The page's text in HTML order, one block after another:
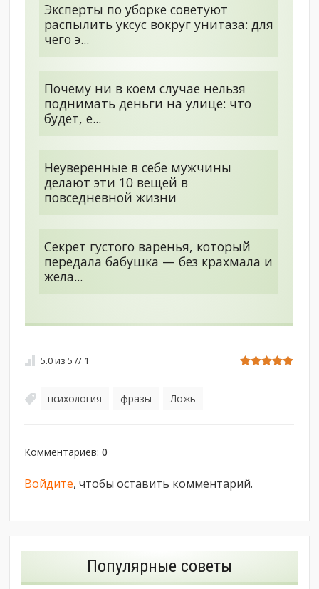
Эксперты по уборке советуют
распылить уксус вокруг унитаза: для
чего э...
Почему ни в коем случае нельзя
поднимать деньги на улице: что
будет, е...
Неуверенные в себе мужчины
делают эти 10 вещей в
повседневной жизни
Секрет густого варенья, который
передала бабушка — без крахмала и
жела...
5.0из5 // 1
психология фразы Ложь
Комментариев:0
Войдите, чтобы оставить комментарий.
Популярные советы